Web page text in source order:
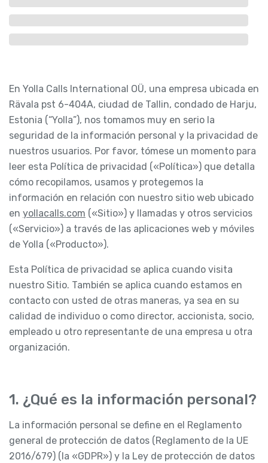
En Yolla Calls International OÜ, una empresa ubicada en
Rävala pst 6-404A, ciudad de Tallin, condado de Harju,
Estonia (“Yolla”), nos tomamos muy en serio la
seguridad de la información personal y la privacidad de
nuestros usuarios. Por favor, tómese un momento para
leer esta Política de privacidad («Política») que detalla
cómo recopilamos, usamos y protegemos la
información en relación con nuestro sitio web ubicado
en yollacalls.com («Sitio») y llamadas y otros servicios
(«Servicio») a través de las aplicaciones web y móviles
de Yolla («Producto»).
Esta Política de privacidad se aplica cuando visita
nuestro Sitio. También se aplica cuando estamos en
contacto con usted de otras maneras, ya sea en su
calidad de individuo o como director, accionista, socio,
empleado u otro representante de una empresa u otra
organización.
1. ¿Qué es la información personal?
La información personal se define en el Reglamento
general de protección de datos (Reglamento de la UE
2016/679) (la «GDPR») y la Ley de protección de datos